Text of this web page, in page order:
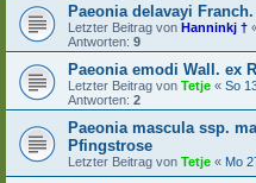
Paeonia delavayi
Letzter Beitrag von Hanninkj †
Antworten: 9
Paeonia emodi Wall. ex
Letzter Beitrag von Tetje « So
Antworten: 2
Paeonia mascula ssp.
Pfingstrose
Letzter Beitrag von Tetje « Mo